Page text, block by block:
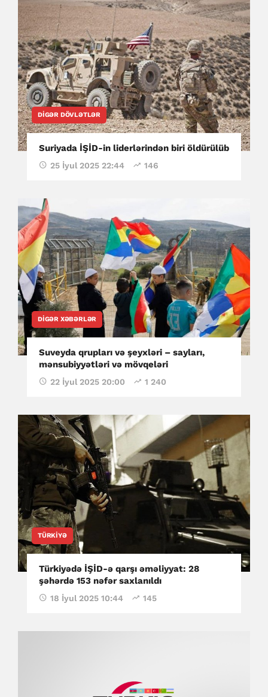
DIGƏR DÖVLƏTLƏR
Suriyada İŞİD-in liderlərindən biri öldürülüb
25 İyul 2025 22:44 146
DIGƏR XƏBƏRLƏR
Suveyda qrupları və şeyxləri – sayları,
mənsubiyyətləri və mövqeləri
22 İyul 2025 20:00 1 240
TÜRKIYƏ
Türkiyədə İŞİD-ə qarşı əməliyyat: 28
şəhərdə 153 nəfər saxlanıldı
18 İyul 2025 10:44 145